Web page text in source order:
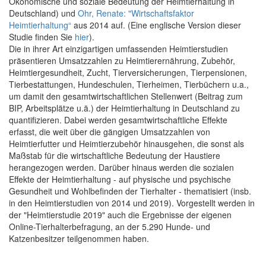
Deutschland) und Ohr, Renate: "Wirtschaftsfaktor
Heimtierhaltung“ aus 2014 auf. (Eine englische Version dieser
Studie finden Sie hier).
Die in ihrer Art einzigartigen umfassenden Heimtierstudien
präsentieren Umsatzzahlen zu Heimtierernährung, Zubehör,
Heimtiergesundheit, Zucht, Tierversicherungen, Tierpensionen,
Tierbestattungen, Hundeschulen, Tierheimen, Tierbüchern u.a.,
um damit den gesamtwirtschaftlichen Stellenwert (Beitrag zum
BIP, Arbeitsplätze u.ä.) der Heimtierhaltung in Deutschland zu
quantifizieren. Dabei werden gesamtwirtschaftliche Effekte
erfasst, die weit über die gängigen Umsatzzahlen von
Heimtierfutter und Heimtierzubehör hinausgehen, die sonst als
Maßstab für die wirtschaftliche Bedeutung der Haustiere
herangezogen werden. Darüber hinaus werden die sozialen
Effekte der Heimtierhaltung - auf physische und psychische
Gesundheit und Wohlbefinden der Tierhalter - thematisiert (insb.
in den Heimtierstudien von 2014 und 2019). Vorgestellt werden in
der "Heimtierstudie 2019" auch die Ergebnisse der eigenen
Online-Tierhalterbefragung, an der 5.290 Hunde- und
Katzenbesitzer teilgenommen haben.